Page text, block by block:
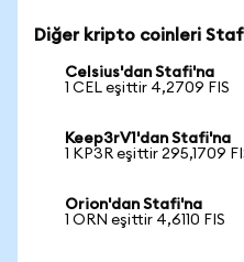
Diğer kripto coinleri
Celsius'dan Stafi'na
1 CEL eşittir 4,2709 FIS
Keep3rV1'dan Stafi'na
1 KP3R eşittir 295,1709
Orion'dan Stafi'na
1 ORN eşittir 4,6110 FIS